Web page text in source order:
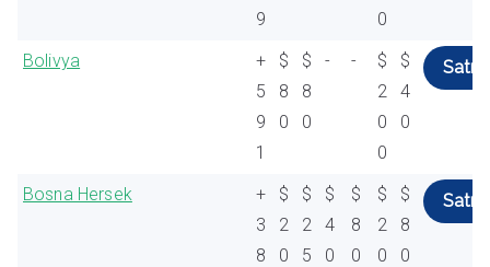
9
0
Bolivya
+
5
9
1
$
8
0
$
8
0
- -
$
2
0
0
$
4
0
Satın
Bosna Hersek
+
3
8
$
2
0
$
2
5
$
4
0
$
8
0
$
2
0
$
8
0
Satın